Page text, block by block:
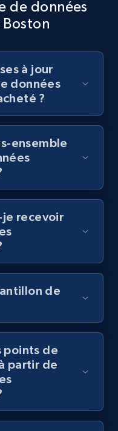
s'il convient
basant sur des Jeux
de données
Boston
à jour
données
?
ensemble
je recevoir
de
points de
partir de